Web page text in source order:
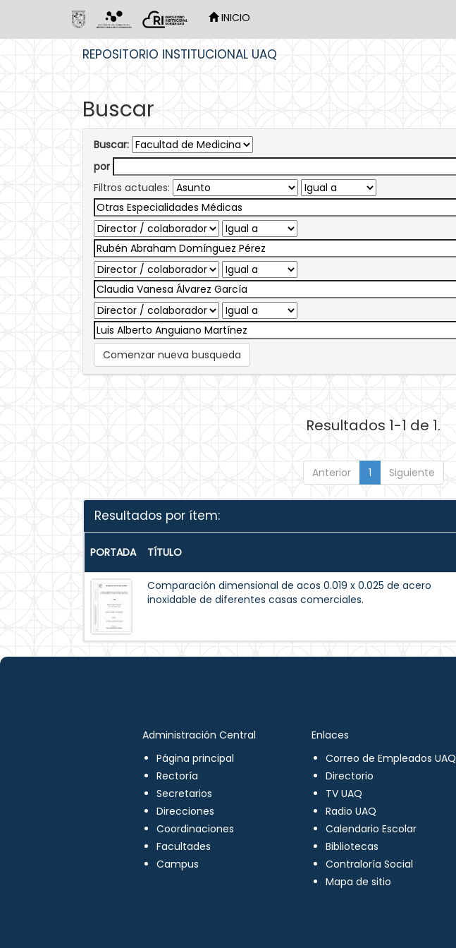
INICIO
REPOSITORIO INSTITUCIONAL UAQ
Buscar
Buscar:
por
Filtros actuales:
Comenzar nueva busqueda
Resultados 1-1 de 1.
Anterior 1 Siguiente
Resultados por ítem:
PORTADA TÍTULO
Comparación dimensional de acos 0.019 x 0.025 de acero
inoxidable de diferentes casas comerciales.
Administración Central
Página principal
Rectoría
Secretarios
Direcciones
Coordinaciones
Facultades
Campus
Enlaces
Correo de Empleados UAQ
Directorio
TV UAQ
Radio UAQ
Calendario Escolar
Bibliotecas
Contraloría Social
Mapa de sitio